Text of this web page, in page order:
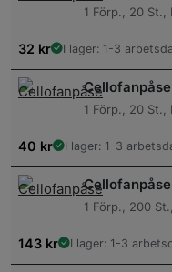
1 Förp., 20 St.,
32 kr I lager: 1-3
Cellofanpåse
1 Förp., 20
40 kr I lager: 1-3
Cellofanpåse
1 Förp., 200
143 kr I lager: 1-3